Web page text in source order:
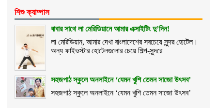
শিশু ক্যাম্পাস
বাবার সাথে লা মেরিডিয়ানে আমার এক্সাইটিং দু’দিন!
লা মেরিডিয়ান, আমার দেখা বাংলাদেশের সবচেয়ে সুন্দর হোটেল।
অন্য ফাইভস্টার হোটেলগুলোর চেয়ে শিল্প-সুন্দরে
সহজপাঠ স্কুলে অনলাইনে ‘যেমন খুশি তেমন সাজো উৎসব’
সহজপাঠ স্কুলে অনলাইনে ‘যেমন খুশি তেমন সাজো উৎসব’